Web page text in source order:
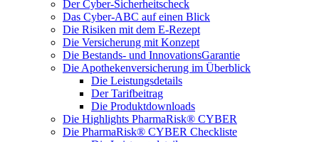
Der Cyber-Sicher­heits­check
Das Cyber-ABC auf einen Blick
Die Risiken mit dem E-Rezept
Die Versicherung mit Konzept
Die Bestands- und InnovationsGarantie
Die Apothekenversicherung im Überblick
Die Leistungsdetails
Der Tarifbeitrag
Die Produktdownloads
Die Highlights PharmaRisk® CYBER
Die PharmaRisk® CYBER Checkliste